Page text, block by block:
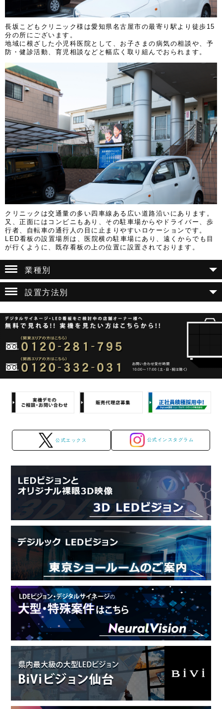
長坂こどもクリニック様は愛知県名古屋市の最寄り駅より徒歩15
分の所にございます。
地域に根ざした小児科医院として、お子さまの病気の相談や、予
防・健診活動、育児相談などと幅広く取り組んでおられます。
クリニックは交通量の多い四車線ある広い道路沿いにあります。
又、正面にはコンビニもあり、その駐車場からやドライバー、歩
行者、自転車の通行人の目に止まりやすいロケーションです。
LED看板の設置場所は、医院横の駐車場にあり、遠くからでも目
が行くように、既存看板の上の位置に設置されております。
業種別
設置方法別
公式エックス 公式インスタグラム